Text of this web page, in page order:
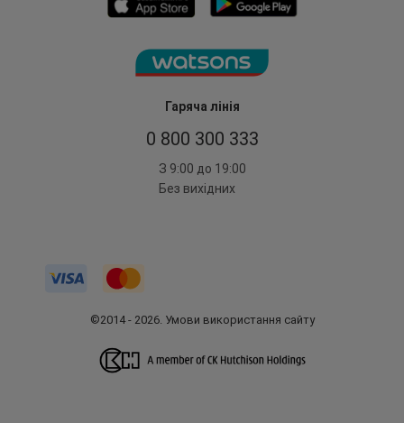
Гаряча лінія
0 800 300 333
З 9:00 до 19:00
Без вихідних
©2014 - 2026. Умови використання сайту